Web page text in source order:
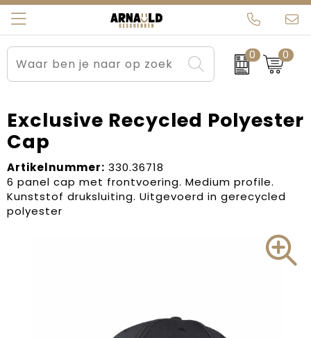
0 0
Relatiegeschenken
Sportkleding
Werkkleding
Kleding en textiel
Tassen
Beurs en Evenementen
Brievenbuspakketten
Carnaval
Dag van de Zorg
Kerstartikelen
Arnauld Kerstpakketten
MijnEigenKadootje
Ons team
Contact
Blogs
Exclusive Recycled Polyester
Cap
Artikelnummer: 330.36718
6 panel cap met frontvoering. Medium profile.
Kunststof druksluiting. Uitgevoerd in gerecycled
polyester